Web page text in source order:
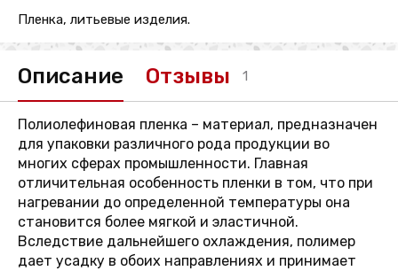
Пленка, литьевые изделия.
Описание Отзывы 1
Полиолефиновая пленка – материал, предназначен
для упаковки различного рода продукции во
многих сферах промышленности. Главная
отличительная особенность пленки в том, что при
нагревании до определенной температуры она
становится более мягкой и эластичной.
Вследствие дальнейшего охлаждения, полимер
дает усадку в обоих направлениях и принимает